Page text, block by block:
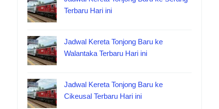
Terbaru Hari ini
Jadwal Kereta Tonjong Baru ke
Walantaka Terbaru Hari ini
Jadwal Kereta Tonjong Baru ke
Cikeusal Terbaru Hari ini